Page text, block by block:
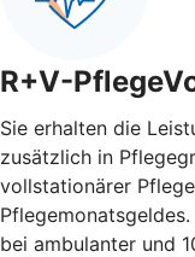
R+V-
Sie erhalten die
zusätzlich in
vollstationärer
bei ambulanter und